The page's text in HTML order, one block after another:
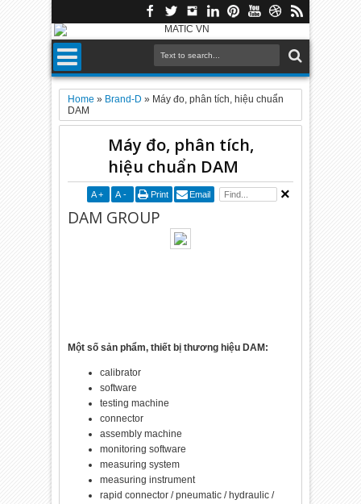
Home » Brand-D » Máy đo, phân tích, hiệu chuẩn
DAM
Máy đo, phân tích,
hiệu chuẩn DAM
A + A - Print Email
DAM GROUP
Một số sản phẩm, thiết bị thương hiệu DAM:
calibrator
software
testing machine
connector
assembly machine
monitoring software
measuring system
measuring instrument
rapid connector / pneumatic / hydraulic /